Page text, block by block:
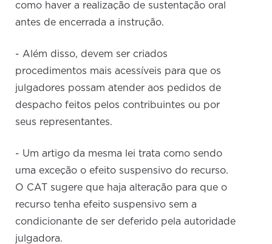
como haver a realização de sustentação oral
antes de encerrada a instrução.
- Além disso, devem ser criados
procedimentos mais acessíveis para que os
julgadores possam atender aos pedidos de
despacho feitos pelos contribuintes ou por
seus representantes.
- Um artigo da mesma lei trata como sendo
uma exceção o efeito suspensivo do recurso.
O CAT sugere que haja alteração para que o
recurso tenha efeito suspensivo sem a
condicionante de ser deferido pela autoridade
julgadora.